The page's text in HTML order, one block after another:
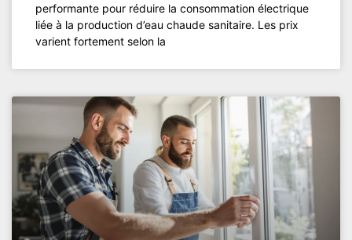
performante pour réduire la consommation électrique
liée à la production d’eau chaude sanitaire. Les prix
varient fortement selon la